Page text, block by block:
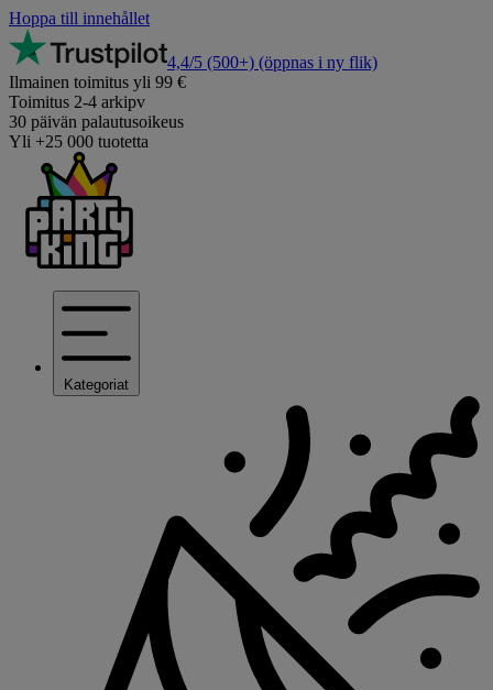
Hoppa till innehållet
4,4/5 (500+) (öppnas i ny flik)
Ilmainen toimitus yli 99 €
Toimitus 2-4 arkipv
30 päivän palautusoikeus
Yli +25 000 tuotetta
Kategoriat